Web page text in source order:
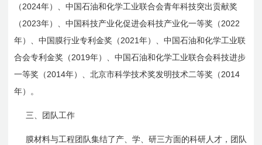
（ 2024年）、中国石油和化学工业联合会青年科技突出贡献奖
（ 2023年）、中国科技产业化促进会科技产业化一等奖（ 2022
年）、中国膜行业专利金奖（ 2021年）、中国石油和化学工业联
合会专利金奖（ 2019年）、中国石油和化学工业联合会科技进步
一等奖（ 2014年）、北京市科学技术奖发明技术二等奖（ 2014
年）。
三、团队工作
膜材料与工程团队集结了产、学、研三方面的科研人才，团队